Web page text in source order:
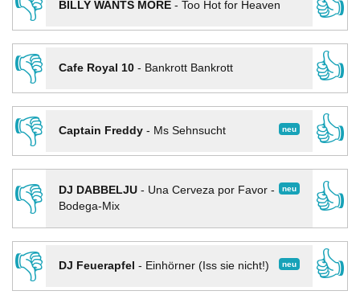
BILLY WANTS MORE- Too Hot for Heaven
👎
Cafe Royal 10- Bankrott Bankrott
👍
👎
neu
Captain Freddy- Ms Sehnsucht
👍
👎
neu
DJ DABBELJU- Una Cerveza por Favor -
Bodega-Mix
👍
👎
neu
DJ Feuerapfel - Einhörner (Iss sie nicht!)
👍